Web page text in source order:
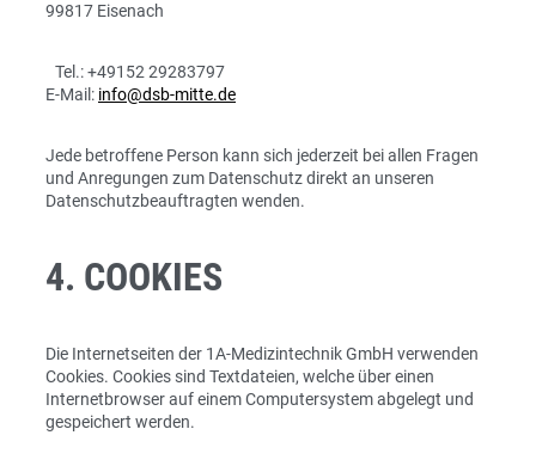
99817 Eisenach
Tel.: +49152 29283797
E-Mail: info@dsb-mitte.de
Jede betroffene Person kann sich jederzeit bei allen Fragen
und Anregungen zum Datenschutz direkt an unseren
Datenschutzbeauftragten wenden.
4. COOKIES
Die Internetseiten der 1A-Medizintechnik GmbH verwenden
Cookies. Cookies sind Textdateien, welche über einen
Internetbrowser auf einem Computersystem abgelegt und
gespeichert werden.